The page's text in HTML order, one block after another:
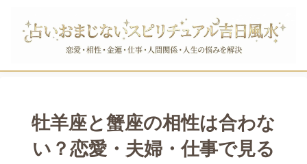
牡羊座と蟹座の相性は合わな
い？恋愛・夫婦・仕事で見る